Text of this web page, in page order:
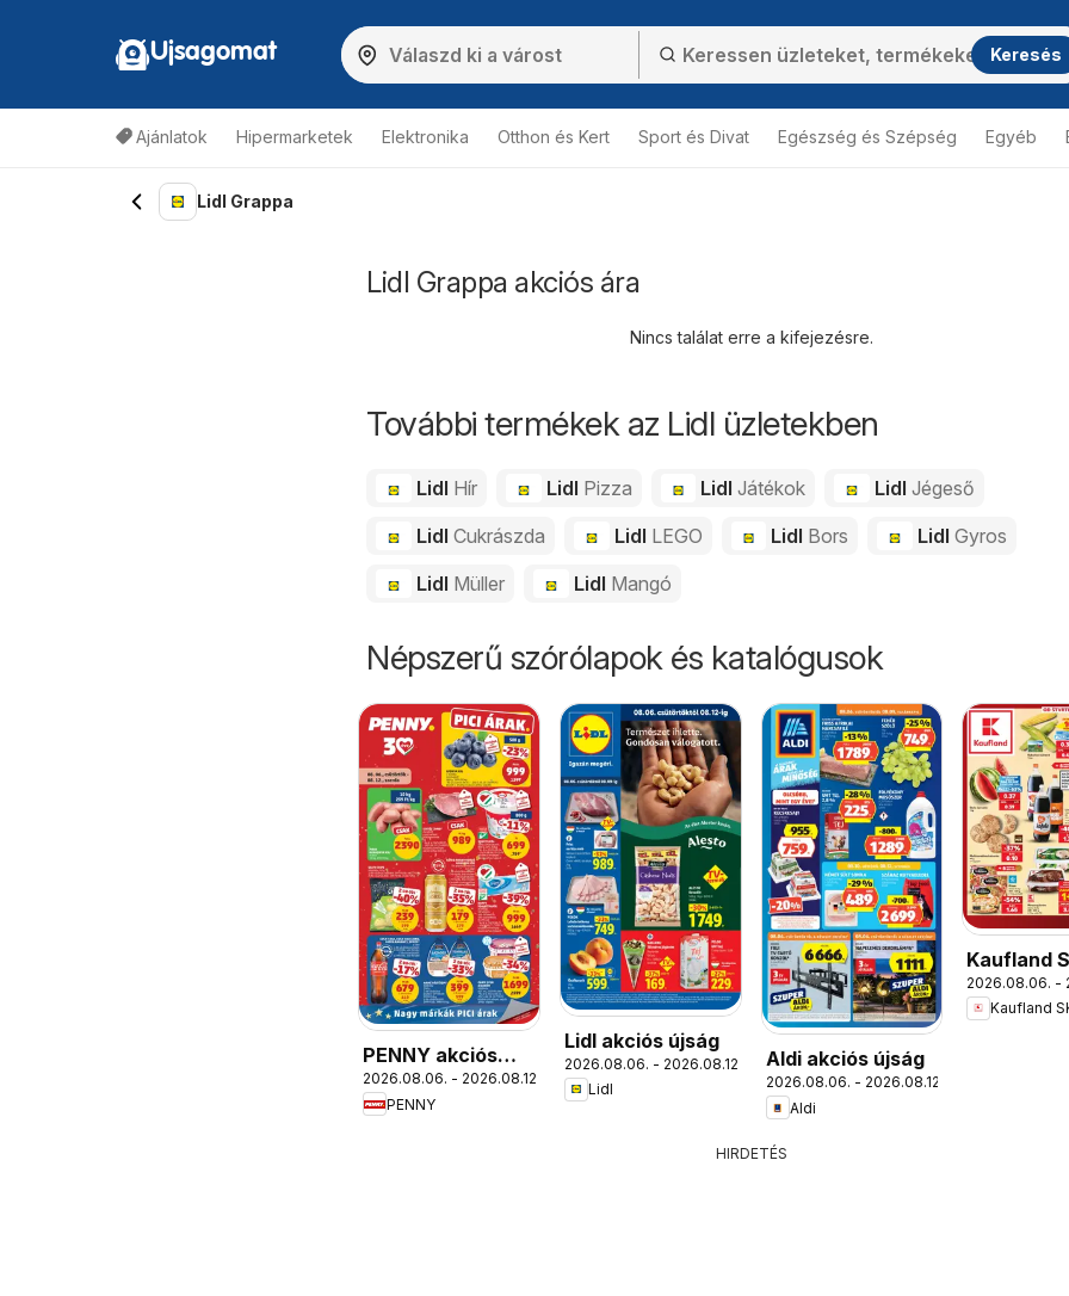
Ujsagomat Keresés
Ajánlatok Hipermarketek Elektronika Otthon és Kert Sport és Divat Egészség és Szépség Egyéb
Lidl Grappa
Lidl Grappa akciós ára
Nincs találat erre a kifejezésre.
További termékek az Lidl üzletekben
Lidl Hír Lidl Pizza LidlJátékok LidlJégeső
Lidl Cukrászda Lidl LEGO Lidl Bors LidlGyros
Lidl Müller Lidl Mangó
Népszerű szórólapok és katalógusok
PENNY akciós
újság
2026.08.06. - 2026.08.12.
PENNY
Lidl akciós újság
2026.08.06. - 2026.08.12.
Lidl
Aldi akciós újság
2026.08.06. - 2026.08.12.
Aldi
Kaufland
akciós
2026.08.06. -
Kaufland
HIRDETÉS